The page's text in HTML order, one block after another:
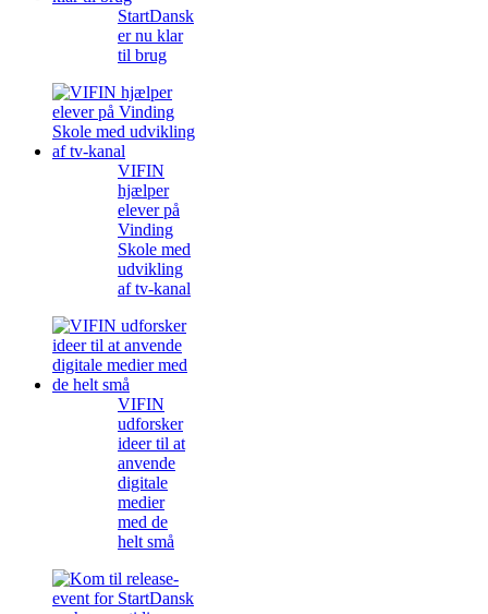
StartDansk
er nu klar
til brug
VIFIN
hjælper
elever på
Vinding
Skole med
udvikling
af tv-kanal
VIFIN
udforsker
ideer til at
anvende
digitale
medier
med de
helt små